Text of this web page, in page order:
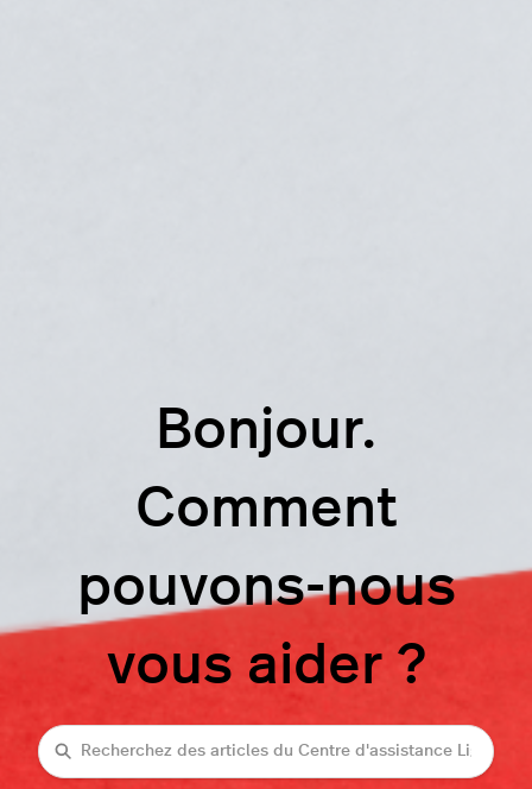
Bonjour.
Comment
pouvons-nous
vous aider ?
Recherche